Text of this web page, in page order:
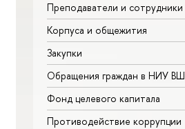
Преподаватели и сотрудники
Корпуса и общежития
Закупки
Обращения граждан в НИУ
Фонд целевого капитала
Противодействие коррупции